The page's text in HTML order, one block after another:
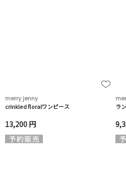
merry jenny
crinkled floralワンピース
13,200 円
ラ